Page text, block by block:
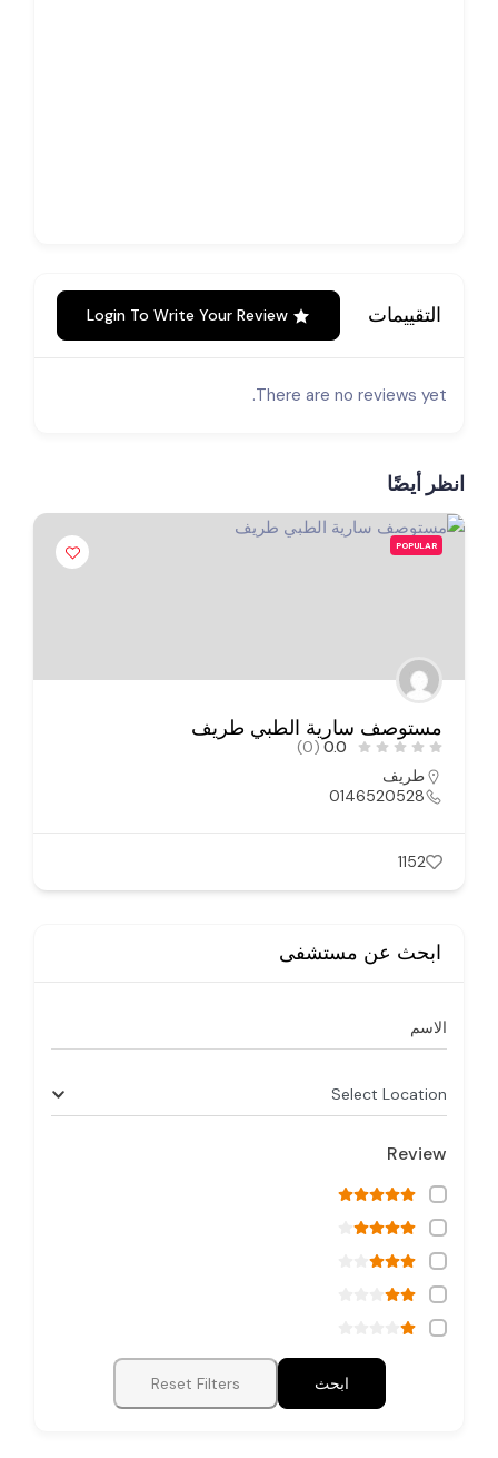
التقييمات Login To Write Your Review
There are no reviews yet.
انظر أيضًا
POPULAR
مستوصف سارية الطبي طريف
0.0
(0)
طريف
0146520528
1152
ابحث عن مستشفى
الاسم
Select Location
Review
ابحث Reset Filters